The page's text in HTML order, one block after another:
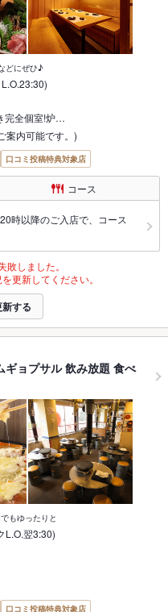
どにぜひ♪
完全個室!炉…
案内可能です。)
口コミ投稿特典対象店
コース
時以降のご入店で、コース
しました。
更新してください。
する
ョプサル 飲み放題 食べ
もゆったりと
L.O.翌3:30)
口コミ投稿特典対象店